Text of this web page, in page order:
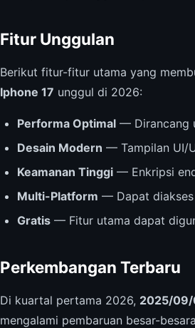
Fitur Unggulan
Berikut fitur-fitur utama yang
Iphone 17 unggul di 2026:
Performa Optimal — Dirancang
Desain Modern — Tampilan UI/
Keamanan Tinggi — Enkripsi
Multi-Platform — Dapat
Gratis — Fitur utama dapat
Perkembangan Terbaru
Di kuartal pertama 2026, 2025/09/
mengalami pembaruan besar-